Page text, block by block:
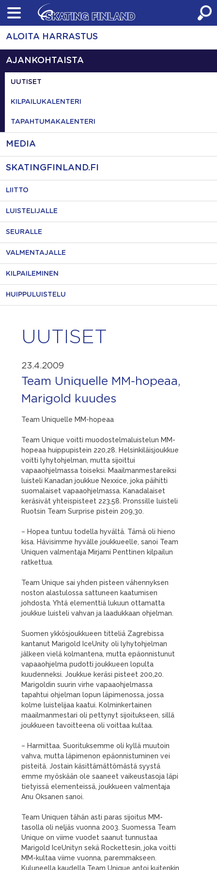
Skip
content
ALOITA HARRASTUS
AJANKOHTAISTA
UUTISET
KILPAILUKALENTERI
TAPAHTUMAKALENTERI
MEDIA
SKATINGFINLAND.FI
LIITTO
LUISTELIJALLE
SEURALLE
VALMENTAJALLE
KILPAILEMINEN
HUIPPULUISTELU
UUTISET
23.4.2009
Team Uniquelle MM-hopeaa,
Marigold kuudes
Team Uniquelle MM-hopeaa
Team Unique voitti muodostelmaluistelun MM-
hopeaa huippupistein 220,28. Helsinkiläisjoukkue
voitti lyhytohjelman, mutta sijoittui
vapaaohjelmassa toiseksi. Maailmanmestareiksi
luisteli Kanadan joukkue Nexxice, joka päihitti
suomalaiset vapaaohjelmassa. Kanadalaiset
keräsivät yhteispisteet 223,58. Pronssille luisteli
Ruotsin Team Surprise pistein 209,30.
– Hopea tuntuu todella hyvältä. Tämä oli hieno
kisa. Hävisimme hyvälle joukkueelle, sanoi Team
Uniquen valmentaja Mirjami Penttinen kilpailun
ratkettua.
Team Unique sai yhden pisteen vähennyksen
noston alastulossa sattuneen kaatumisen
johdosta. Yhtä elementtiä lukuun ottamatta
joukkue luisteli vahvan ja laadukkaan ohjelman.
Suomen ykkösjoukkueen titteliä Zagrebissa
kantanut Marigold IceUnity oli lyhytohjelman
jälkeen vielä kolmantena, mutta epäonnistunut
vapaaohjelma pudotti joukkueen lopulta
kuudenneksi. Joukkue keräsi pisteet 200,20.
Marigoldin suurin virhe vapaaohjelmassa
tapahtui ohjelman lopun läpimenossa, jossa
kolme luistelijaa kaatui. Kolminkertainen
maailmanmestari oli pettynyt sijoitukseen, sillä
joukkueen tavoitteena oli voittaa kultaa.
– Harmittaa. Suorituksemme oli kyllä muutoin
vahva, mutta läpimenon epäonnistuminen vei
pisteitä. Jostain käsittämättömästä syystä
emme myöskään ole saaneet vaikeustasoja läpi
tietyissä elementeissä, joukkueen valmentaja
Anu Oksanen sanoi.
Team Uniquen tähän asti paras sijoitus MM-
tasolla oli neljäs vuonna 2003. Suomessa Team
Unique on viime vuodet saanut tunnustaa
Marigold IceUnityn sekä Rockettesin, joka voitti
MM-kultaa viime vuonna, paremmakseen.
Kuluneella kaudella Team Unique antoi kuitenkin